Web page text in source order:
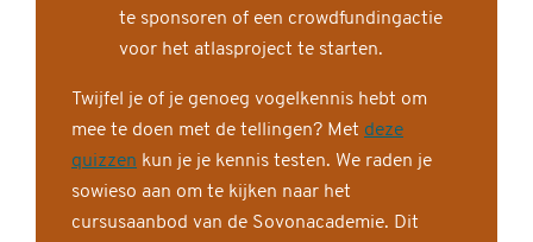
te sponsoren of een crowdfundingactie
voor het atlasproject te starten.
Twijfel je of je genoeg vogelkennis hebt om
mee te doen met de tellingen? Met deze
quizzen kun je je kennis testen. We raden je
sowieso aan om te kijken naar het
cursusaanbod van de Sovonacademie. Dit